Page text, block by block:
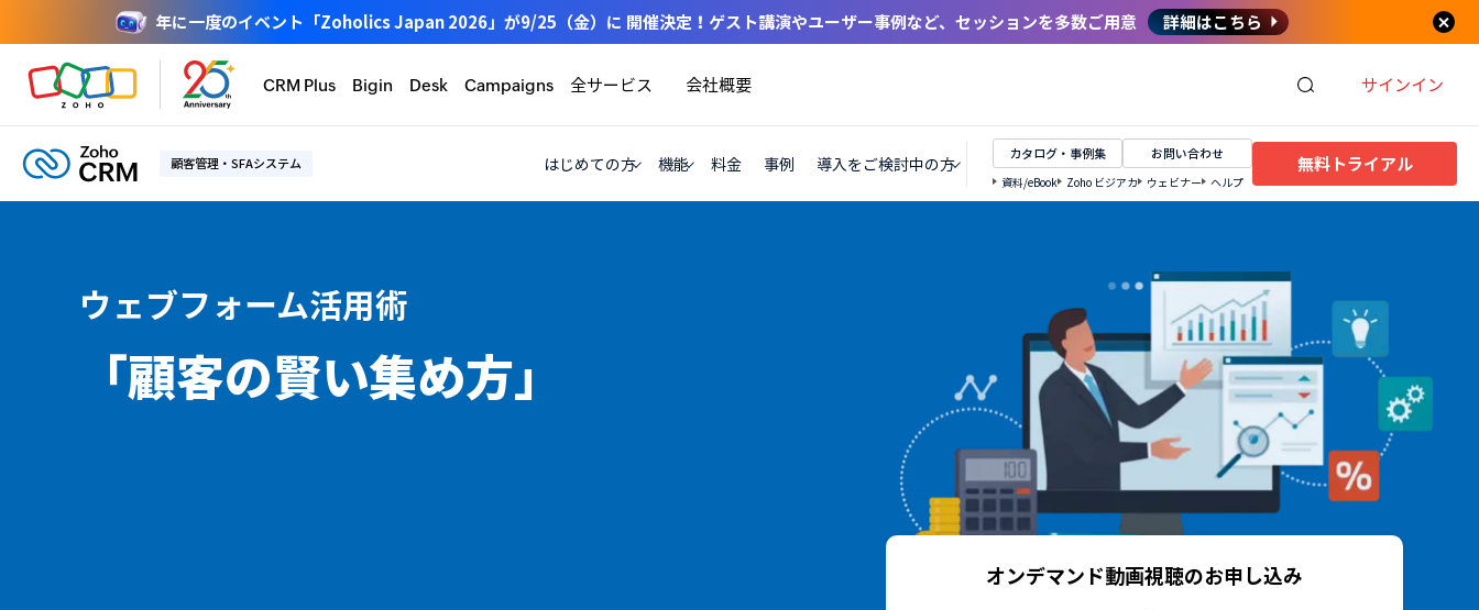
年に一度のイベント「Zoholics Japan 2026」が9/25（金）に 開催決定！ゲスト講演やユーザー事例など、セッションを多数ご用意 詳細はこちら
CRM Plus Bigin Desk Campaigns 全サービス 会社概要 サインイン
顧客管理・SFAシステム はじめての方 機能 料金 事例 導入をご検討中の方 カタログ・事例集 お問い合わせ
資料/eBook Zoho ビジアカ ウェビナー ヘルプ
無料トライアル
ウェブフォーム活用術
「顧客の賢い集め方」
オンデマンド動画視聴のお申し込み